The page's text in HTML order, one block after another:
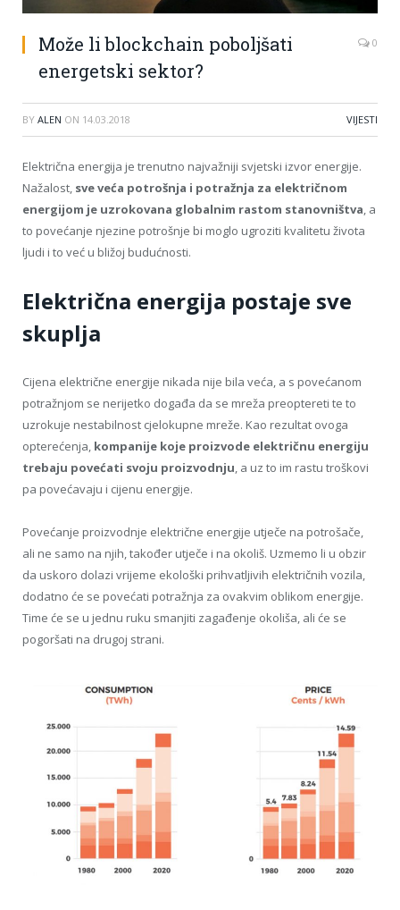
Može li blockchain poboljšati
energetski sektor?
0
BY ALEN ON 14.03.2018 VIJESTI
Električna energija je trenutno najvažniji svjetski izvor energije.
Nažalost, sve veća potrošnja i potražnja za električnom
energijom je uzrokovana globalnim rastom stanovništva, a
to povećanje njezine potrošnje bi moglo ugroziti kvalitetu života
ljudi i to već u bližoj budućnosti.
Električna energija postaje sve
skuplja
Cijena električne energije nikada nije bila veća, a s povećanom
potražnjom se nerijetko događa da se mreža preoptereti te to
uzrokuje nestabilnost cjelokupne mreže. Kao rezultat ovoga
opterećenja, kompanije koje proizvode električnu energiju
trebaju povećati svoju proizvodnju, a uz to im rastu troškovi
pa povećavaju i cijenu energije.
Povećanje proizvodnje električne energije utječe na potrošače,
ali ne samo na njih, također utječe i na okoliš. Uzmemo li u obzir
da uskoro dolazi vrijeme ekološki prihvatljivih električnih vozila,
dodatno će se povećati potražnja za ovakvim oblikom energije.
Time će se u jednu ruku smanjiti zagađenje okoliša, ali će se
pogoršati na drugoj strani.